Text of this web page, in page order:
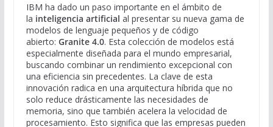
IBM ha dado un paso importante en el ámbito de
la inteligencia artificial al presentar su nueva gama de
modelos de lenguaje pequeños y de código
abierto: Granite 4.0. Esta colección de modelos está
especialmente diseñada para el mundo empresarial,
buscando combinar un rendimiento excepcional con
una eficiencia sin precedentes. La clave de esta
innovación radica en una arquitectura híbrida que no
solo reduce drásticamente las necesidades de
memoria, sino que también acelera la velocidad de
procesamiento. Esto significa que las empresas pueden